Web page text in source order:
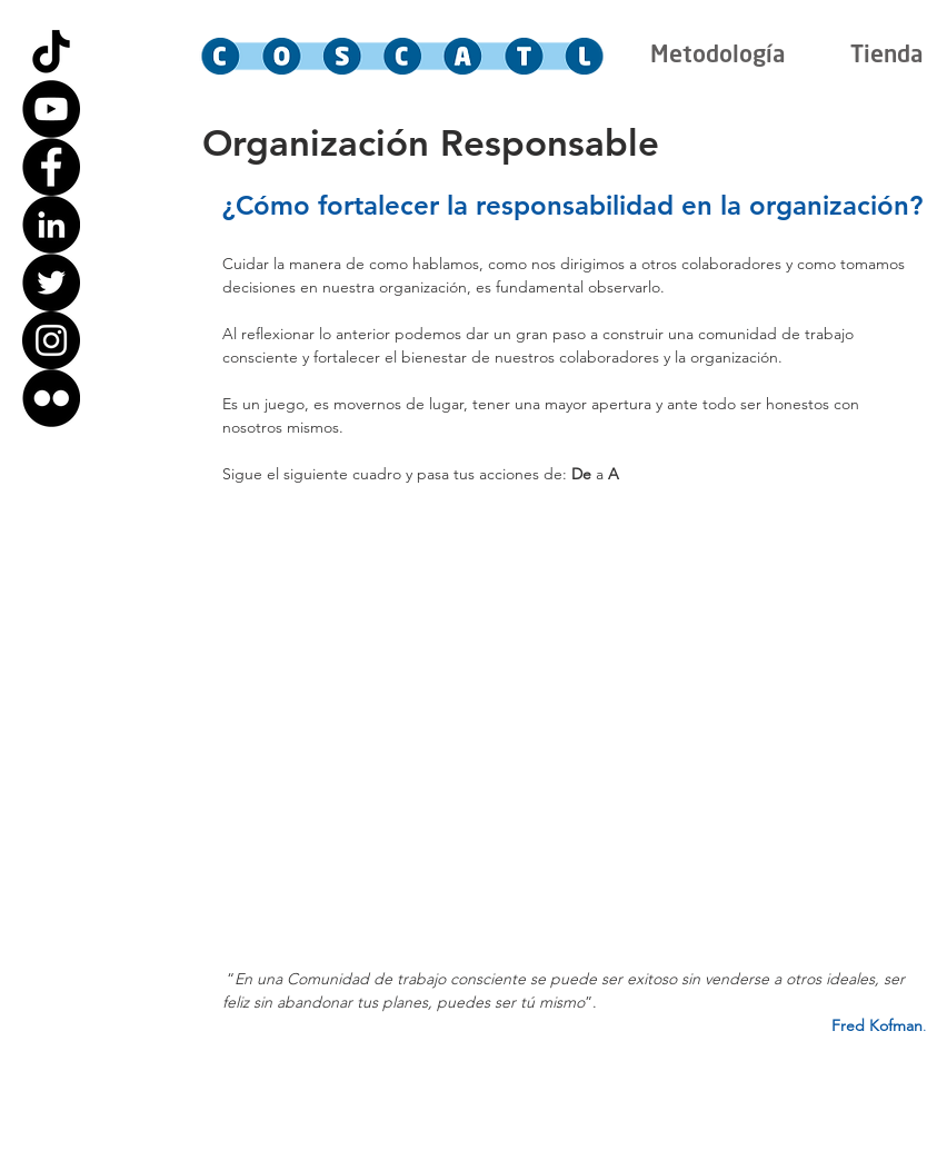
Metodología Tienda
Organización Responsable
¿Cómo fortalecer la responsabilidad en la organización?
Cuidar la manera de como hablamos, como nos dirigimos a otros colaboradores y como tomamos
decisiones en nuestra organización, es fundamental observarlo.
Al reflexionar lo anterior podemos dar un gran paso a construir una comunidad de trabajo
consciente y fortalecer el bienestar de nuestros colaboradores y la organización.
Es un juego, es movernos de lugar, tener una mayor apertura y ante todo ser honestos con
nosotros mismos.
Sigue el siguiente cuadro y pasa tus acciones de: De a A
“En una Comunidad de trabajo consciente se puede ser exitoso sin venderse a otros ideales, ser
feliz sin abandonar tus planes, puedes ser tú mismo”.
Fred Kofman.